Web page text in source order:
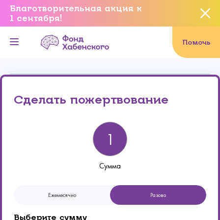
Благотворительная акция к
1 сентября!
Помочь
Сделать пожертвование
Сумма
Ежемесячно Разово
Выберите сумму
Вы уверены, что хотите
завершить данное событие?